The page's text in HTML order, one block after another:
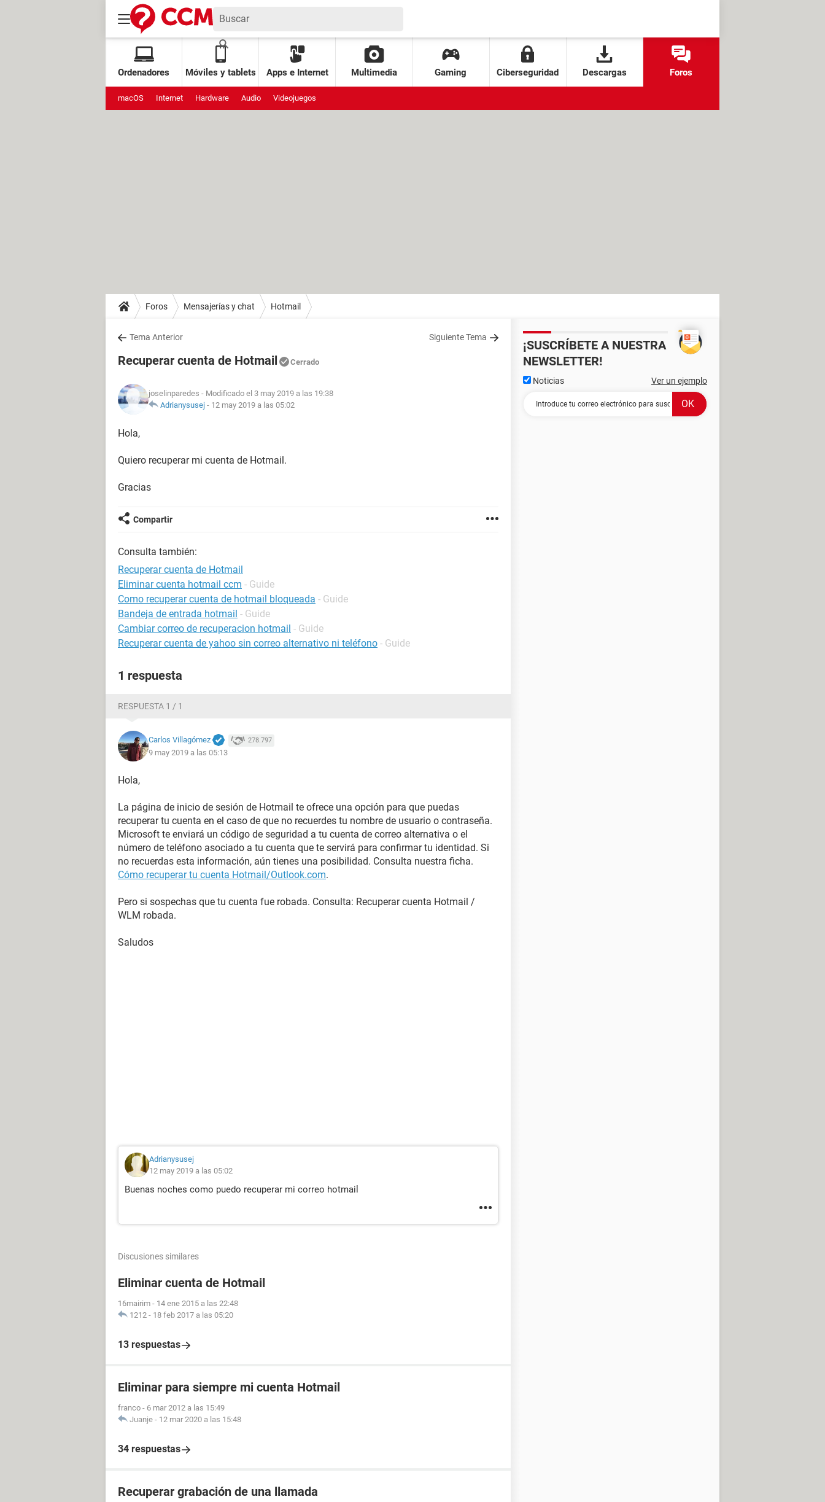
Ordenadores Móviles y tablets Apps e Internet Multimedia Gaming Ciberseguridad Descargas Foros
macOS Internet Hardware Audio Videojuegos
Foros Mensajerías y chat Hotmail
Tema Anterior Siguiente Tema
Recuperar cuenta de Hotmail Cerrado
joselinparedes - Modificado el 3 may 2019 a las 19:38
Adrianysusej - 12 may 2019 a las 05:02
Hola,
Quiero recuperar mi cuenta de Hotmail.
Gracias
Compartir
Consulta también:
Recuperar cuenta de Hotmail
Eliminar cuenta hotmail ccm - Guide
Como recuperar cuenta de hotmail bloqueada - Guide
Bandeja de entrada hotmail - Guide
Cambiar correo de recuperacion hotmail - Guide
Recuperar cuenta de yahoo sin correo alternativo ni teléfono - Guide
1 respuesta
RESPUESTA 1 / 1
Carlos Villagómez 278.797
9 may 2019 a las 05:13
Hola,
La página de inicio de sesión de Hotmail te ofrece una opción para que puedas
recuperar tu cuenta en el caso de que no recuerdes tu nombre de usuario o contraseña.
Microsoft te enviará un código de seguridad a tu cuenta de correo alternativa o el
número de teléfono asociado a tu cuenta que te servirá para confirmar tu identidad. Si
no recuerdas esta información, aún tienes una posibilidad. Consulta nuestra ficha.
Cómo recuperar tu cuenta Hotmail/Outlook.com.
Pero si sospechas que tu cuenta fue robada. Consulta: Recuperar cuenta Hotmail /
WLM robada.
Saludos
Adrianysusej
12 may 2019 a las 05:02
Buenas noches como puedo recuperar mi correo hotmail
Discusiones similares
Eliminar cuenta de Hotmail
16mairim - 14 ene 2015 a las 22:48
1212 - 18 feb 2017 a las 05:20
13 respuestas
Eliminar para siempre mi cuenta Hotmail
franco - 6 mar 2012 a las 15:49
Juanje - 12 mar 2020 a las 15:48
34 respuestas
Recuperar grabación de una llamada
¡SUSCRÍBETE A NUESTRA
NEWSLETTER!
Noticias Ver un ejemplo